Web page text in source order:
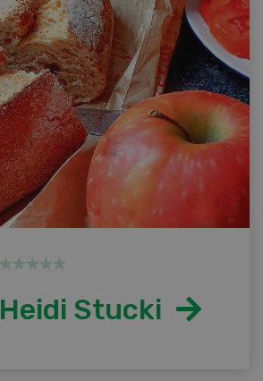
Heidi Stucki